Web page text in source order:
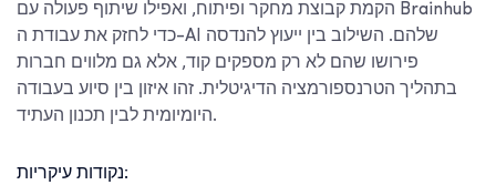
הקמת קבוצת מחקר ופיתוח, ואפילו שיתוף פעולה עם Brainhub
כדי לחזק את עבודת ה-AI שלהם. השילוב בין ייעוץ להנדסה
פירושו שהם לא רק מספקים קוד, אלא גם מלווים חברות
בתהליך הטרנספורמציה הדיגיטלית. זהו איזון בין סיוע בעבודה
היומיומית לבין תכנון העתיד.
נקודות עיקריות: